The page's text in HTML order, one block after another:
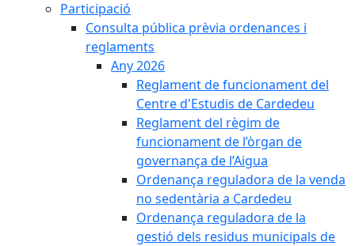
Participació
Consulta pública prèvia ordenances i
reglaments
Any 2026
Reglament de funcionament del
Centre d'Estudis de Cardedeu
Reglament del règim de
funcionament de l’òrgan de
governança de l’Aigua
Ordenança reguladora de la venda
no sedentària a Cardedeu
Ordenança reguladora de la
gestió dels residus municipals de